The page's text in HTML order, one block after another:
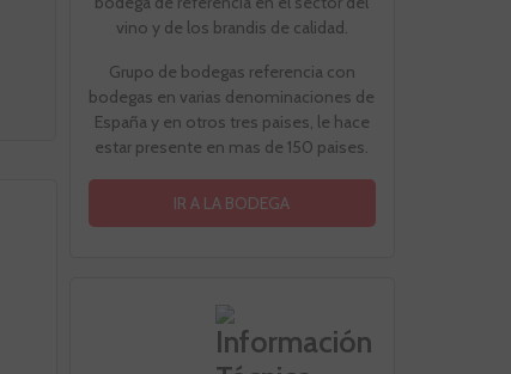
vino y de los brandis de calidad.
Grupo de bodegas referencia con
bodegas en varias denominaciones de
España y en otros tres paises, le hace
estar presente en mas de 150 paises.
IR A LA BODEGA